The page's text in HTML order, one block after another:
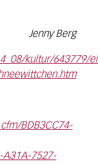
Jenny Berg
kultur/643779/
BDB3CC74-
A31A-7527-